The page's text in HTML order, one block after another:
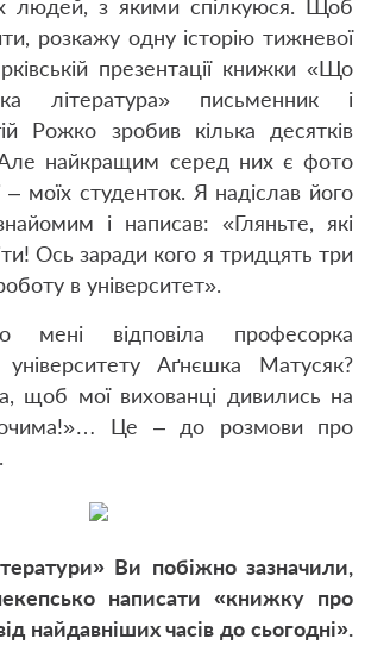
людей, з якими спілкуюся. Щоб
розкажу одну історію тижневої
презентації книжки «Що
література» письменник і
Рожко зробив кілька десятків
найкращим серед них є фото
моїх студенток. Я надіслав його
і написав: «Гляньте, які
Ось заради кого я тридцять три
в університет».
відповіла професорка
університету Аґнєшка Матусяк?
щоб мої вихованці дивились на
Це – до розмови про
Ви побіжно зазначили,
написати «книжку про
найдавніших часів до сьогодні».